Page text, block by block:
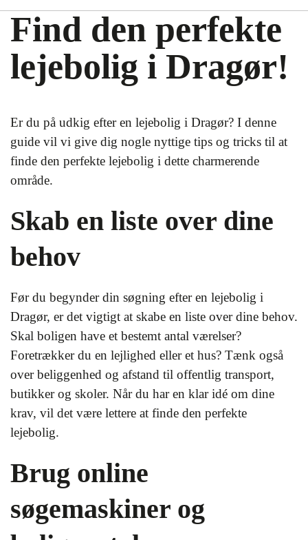
Find den perfekte
lejebolig i Dragør!
Er du på udkig efter en lejebolig i Dragør? I denne
guide vil vi give dig nogle nyttige tips og tricks til at
finde den perfekte lejebolig i dette charmerende
område.
Skab en liste over dine
behov
Før du begynder din søgning efter en lejebolig i
Dragør, er det vigtigt at skabe en liste over dine behov.
Skal boligen have et bestemt antal værelser?
Foretrækker du en lejlighed eller et hus? Tænk også
over beliggenhed og afstand til offentlig transport,
butikker og skoler. Når du har en klar idé om dine
krav, vil det være lettere at finde den perfekte
lejebolig.
Brug online
søgemaskiner og